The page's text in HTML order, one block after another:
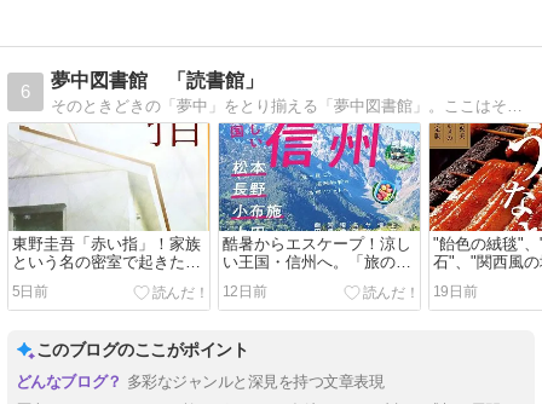
6
夢中図書館 「読書館」
そのときどきの「夢中」をとり揃える「夢中図書館」。ここはそのなかでも、読書に関する「夢中」を集めた「読書館」です。Welcome to the ’Books'…
東野圭吾「赤い指」！家族
という名の密室で起きた悲
劇…加賀恭一郎が暴く哀し
き真実とは？
5日前
酷暑からエスケープ！涼し
い王国・信州へ。「旅の手
帖」が贈る、唯一無二の高
原リゾート＆秘湯ガイド
12日前
"飴色の絨毯"
石"、"関西風
「おとなの週
ぎ大特集に喉
19日前
このブログのここがポイント
多彩なジャンルと深見を持つ文章表現